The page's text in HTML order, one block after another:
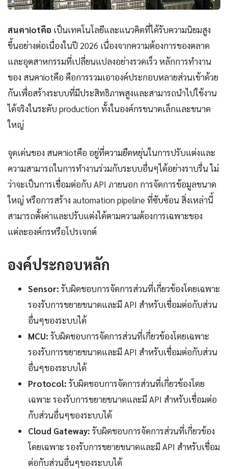
สนคาiotคือ เป็นเทคโนโลยีและแนวคิดที่ได้รับความนิยมสูง
ขึ้นอย่างต่อเนื่องในปี 2026 เนื่องจากความต้องการของตลาด
และอุตสาหกรรมที่เปลี่ยนแปลงอย่างรวดเร็ว หลักการทำงาน
ของ สนคาiotคือ คือการรวมเอาองค์ประกอบหลายส่วนเข้าด้วย
กันเพื่อสร้างระบบที่มีประสิทธิภาพสูงและสามารถนำไปใช้งาน
ได้จริงในระดับ production ทั้งในองค์กรขนาดเล็กและขนาด
ใหญ่
จุดเด่นของ สนคาiotคือ อยู่ที่ความยืดหยุ่นในการปรับแต่งและ
ความสามารถในการทำงานร่วมกับระบบอื่นๆได้อย่างราบรื่น ไม่
ว่าจะเป็นการเชื่อมต่อกับ API ภายนอก การจัดการข้อมูลขนาด
ใหญ่ หรือการสร้าง automation pipeline ที่ซับซ้อน สิ่งเหล่านี้
สามารถตั้งค่าและปรับแต่งได้ตามความต้องการเฉพาะของ
แต่ละองค์กรหรือโปรเจกต์
องค์ประกอบหลัก
Sensor: รับผิดชอบการจัดการส่วนที่เกี่ยวข้องโดยเฉพาะ
รองรับการขยายขนาดและมี API สำหรับเชื่อมต่อกับส่วน
อื่นๆของระบบได้
MCU: รับผิดชอบการจัดการส่วนที่เกี่ยวข้องโดยเฉพาะ
รองรับการขยายขนาดและมี API สำหรับเชื่อมต่อกับส่วน
อื่นๆของระบบได้
Protocol: รับผิดชอบการจัดการส่วนที่เกี่ยวข้องโดย
เฉพาะ รองรับการขยายขนาดและมี API สำหรับเชื่อมต่อ
กับส่วนอื่นๆของระบบได้
Cloud Gateway: รับผิดชอบการจัดการส่วนที่เกี่ยวข้อง
โดยเฉพาะ รองรับการขยายขนาดและมี API สำหรับเชื่อม
ต่อกับส่วนอื่นๆของระบบได้